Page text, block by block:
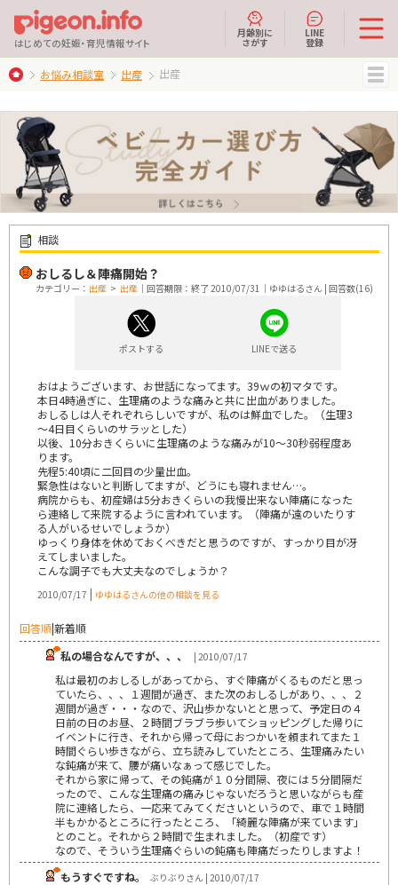
はじめての妊娠・育児情報サイト
月齢別に
さがす
LINE
登録
お悩み相談室 出産 出産
相談
おしるし＆陣痛開始？
カテゴリー： 出産 > 出産 ｜回答期限：終了 2010/07/31｜ゆゆはるさん | 回答数(16)
ポストする LINEで送る
おはようございます、お世話になってます。39ｗの初マタです。
本日4時過ぎに、生理痛のような痛みと共に出血がありました。
おしるしは人それぞれらしいですが、私のは鮮血でした。（生理3
～4日目くらいのサラッとした）
以後、10分おきくらいに生理痛のような痛みが10～30秒弱程度あ
ります。
先程5:40頃に二回目の少量出血。
緊急性はないと判断してますが、どうにも寝れません…。
病院からも、初産婦は5分おきくらいの我慢出来ない陣痛になった
ら連絡して来院するように言われています。（陣痛が遠のいたりす
る人がいるせいでしょうか）
ゆっくり身体を休めておくべきだと思うのですが、すっかり目が冴
えてしまいました。
こんな調子でも大丈夫なのでしょうか？
2010/07/17 | ゆゆはるさんの他の相談を見る
回答順|新着順
私の場合なんですが、、、
| 2010/07/17
私は最初のおしるしがあってから、すぐ陣痛がくるものだと思っ
ていたら、、、１週間が過ぎ、また次のおしるしがあり、、、２
週間が過ぎ・・・なので、沢山歩かないとと思って、予定日の４
日前の日のお昼、２時間ブラブラ歩いてショッピングした帰りに
イベントに行き、それから帰って母におつかいを頼まれてまた１
時間ぐらい歩きながら、立ち読みしていたところ、生理痛みたい
な鈍痛が来て、腰が痛いなぁって感じでした。
それから家に帰って、その鈍痛が１０分間隔、夜には５分間隔だ
ったので、こんな生理痛の痛みじゃないだろうと思いながらも産
院に連絡したら、一応来てみてくださいというので、車で１時間
半もかかるところに行ったところ、「綺麗な陣痛が来ています」
とのこと。それから２時間で生まれました。（初産です）
なので、そういう生理痛ぐらいの鈍痛も陣痛だったりしますよ！
もうすぐですね。
ぶりぶりさん | 2010/07/17